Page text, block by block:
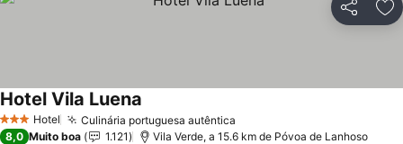
Partilhar
3 EstrelasHotel Culinária portuguesa autêntica
Hotel Vila Luena
8,0 Muito boa 1.121 Vila Verde, a 15.6 km de Póvoa de Lanhoso